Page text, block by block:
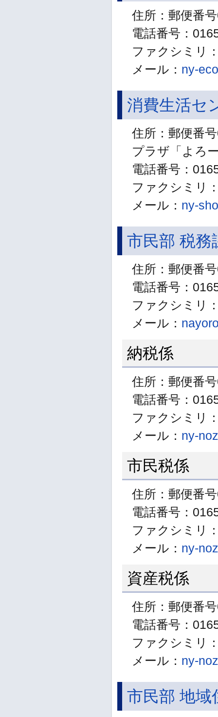
住所：郵便番
電話番号：
ファクシミリ
メール： ny-
消費生活セ
住所：郵便番
プラザ「よろ
電話番号：
ファクシミリ
メール： ny-
市民部 税務
住所：郵便番
電話番号：
ファクシミリ
メール：
納税係
住所：郵便番
電話番号：
ファクシミリ
メール： ny-
市民税係
住所：郵便番
電話番号：
ファクシミリ
メール： ny-
資産税係
住所：郵便番
電話番号：
ファクシミリ
メール： ny-
市民部 地域